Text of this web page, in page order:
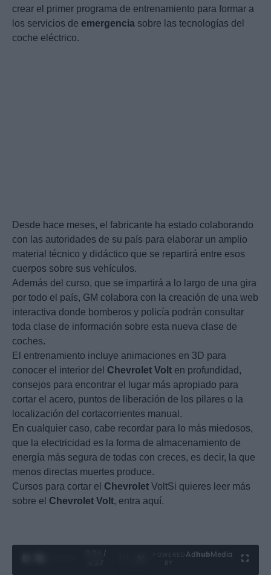
crear el primer programa de entrenamiento para formar a
los servicios de emergencia sobre las tecnologías del
coche eléctrico.
Desde hace meses, el fabricante ha estado colaborando
con las autoridades de su país para elaborar un amplio
material técnico y didáctico que se repartirá entre esos
cuerpos sobre sus vehículos.
Además del curso, que se impartirá a lo largo de una gira
por todo el país, GM colabora con la creación de una web
interactiva donde bomberos y policía podrán consultar
toda clase de información sobre esta nueva clase de
coches.
El entrenamiento incluye animaciones en 3D para
conocer el interior del Chevrolet Volt en profundidad,
consejos para encontrar el lugar más apropiado para
cortar el acero, puntos de liberación de los pilares o la
localización del cortacorrientes manual.
En cualquier caso, cabe recordar para lo más miedosos,
que la electricidad es la forma de almacenamiento de
energía más segura de todas con creces, es decir, la que
menos directas muertes produce.
Cursos para cortar el Chevrolet VoltSi quieres leer más
sobre el Chevrolet Volt, entra aquí.
0:27 /
Ad hubMedia